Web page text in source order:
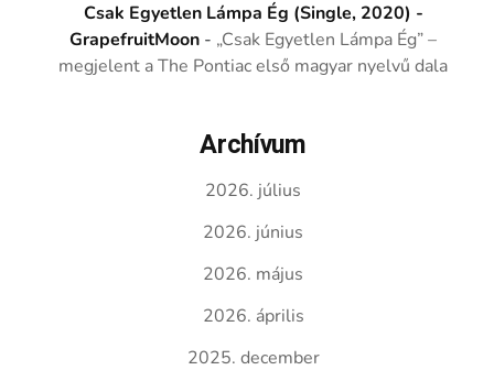
Csak Egyetlen Lámpa Ég (Single, 2020) -
GrapefruitMoon - „Csak Egyetlen Lámpa Ég” –
megjelent a The Pontiac első magyar nyelvű dala
Archívum
2026. július
2026. június
2026. május
2026. április
2025. december